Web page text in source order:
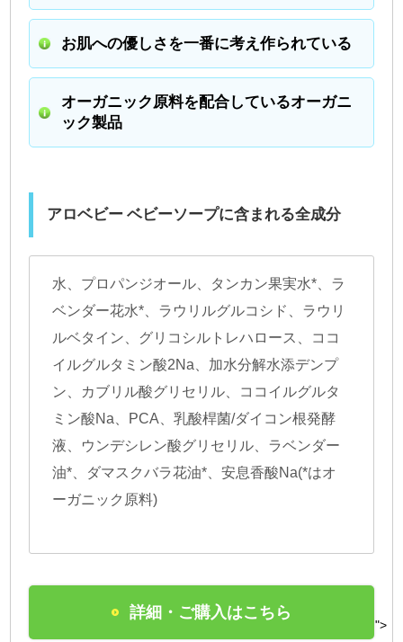
お肌への優しさを一番に考え作られている
オーガニック原料を配合しているオーガニ
ック製品
アロベビー ベビーソープに含まれる全成分
水、プロパンジオール、タンカン果実水*、ラ
ベンダー花水*、ラウリルグルコシド、ラウリ
ルベタイン、グリコシルトレハロース、ココ
イルグルタミン酸2Na、加水分解水添デンプ
ン、カブリル酸グリセリル、ココイルグルタ
ミン酸Na、PCA、乳酸桿菌/ダイコン根発酵
液、ウンデシレン酸グリセリル、ラベンダー
油*、ダマスクバラ花油*、安息香酸Na(*はオ
ーガニック原料)
詳細・ご購入はこちら
">